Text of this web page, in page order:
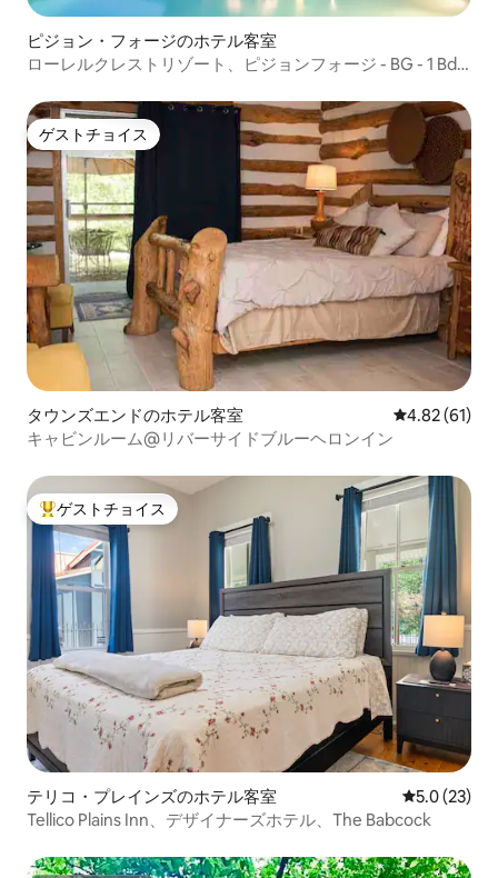
ピジョン・フォージのホテル客室
ローレルクレストリゾート、ピジョンフォージ - BG - 1 Bd
ゲストチョイス
ゲストチョイス
タウンズエンドのホテル客室 レビュー61
4.82 (61)
キャビンルーム@リバーサイドブルーヘロンイン
大好評のゲストチョイスです。
ゲストチョイス
テリコ・プレインズのホテル客室 レビュー23
5.0 (23)
Tellico Plains Inn、デザイナーズホテル、The Babcock